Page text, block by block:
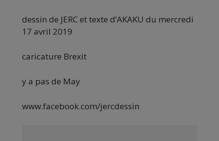
dessin de JERC et texte d’AKAKU du mercredi
17 avril 2019
caricature Brexit
y a pas de May
www.facebook.com/jercdessin